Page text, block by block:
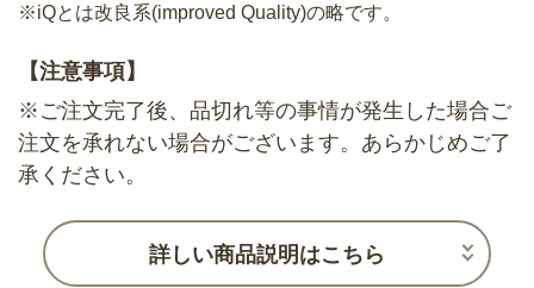
※iQとは改良系(improved Quality)の略です。
【注意事項】
※ご注文完了後、品切れ等の事情が発生した場合ご
注文を承れない場合がございます。あらかじめご了
承ください。
詳しい商品説明はこちら